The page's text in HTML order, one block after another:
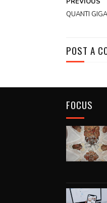
QUANTI
POST A
FOCUS